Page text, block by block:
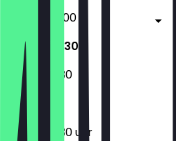
05:00 - 20:00
09:00 - 17:30
09:00 - 17:30
09:00 - 17:30 uur